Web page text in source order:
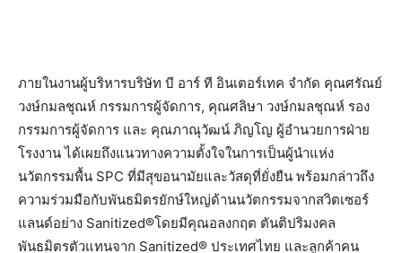
ภายในงานผู้บริหารบริษัท บี อาร์ ที อินเตอร์เทค จำกัด คุณศรัณย์
วงษ์กมลชุณห์ กรรมการผู้จัดการ, คุณศลิษา วงษ์กมลชุณห์ รอง
กรรมการผู้จัดการ และ คุณภาณุวัฒน์ ภิญโญ ผู้อำนวยการฝ่าย
โรงงาน ได้เผยถึงแนวทางความตั้งใจในการเป็นผู้นำแห่ง
นวัตกรรมพื้น SPC ที่มีสุขอนามัยและวัสดุที่ยั่งยืน พร้อมกล่าวถึง
ความร่วมมือกับพันธมิตรยักษ์ใหญ่ด้านนวัตกรรมจากสวิตเซอร์
แลนด์อย่าง Sanitized®โดยมีคุณอลงกฤต ตันติปริมงคล
พันธมิตรตัวแทนจาก Sanitized® ประเทศไทย และลูกค้าคน